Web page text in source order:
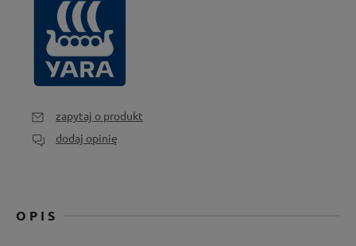
zapytaj o produkt
dodaj opinię
OPIS